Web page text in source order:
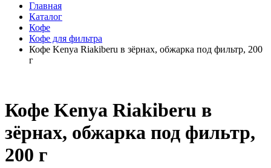
Главная
Каталог
Кофе
Кофе для фильтра
Кофе Kenya Riakiberu в зёрнах, обжарка под фильтр, 200
г
Кофе Kenya Riakiberu в
зёрнах, обжарка под фильтр,
200 г